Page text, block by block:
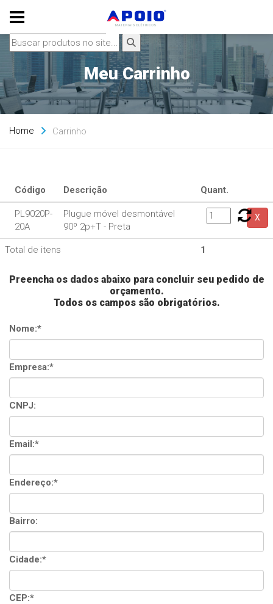
Meu Carrinho
Home Carrinho
Código Descrição Quant.
PL9020P-
20A
Plugue móvel desmontável
90º 2p+T - Preta
X
Total de itens 1
Preencha os dados abaixo para concluir seu pedido de
orçamento.
Todos os campos são obrigatórios.
Nome:*
Empresa:*
CNPJ:
Email:*
Endereço:*
Bairro:
Cidade:*
CEP:*